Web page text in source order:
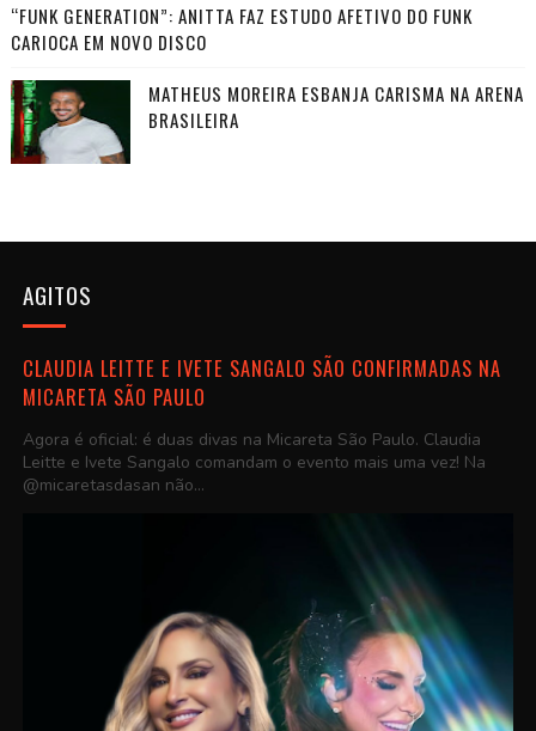
“FUNK GENERATION”: ANITTA FAZ ESTUDO AFETIVO DO FUNK
CARIOCA EM NOVO DISCO
MATHEUS MOREIRA ESBANJA CARISMA NA ARENA
BRASILEIRA
AGITOS
CLAUDIA LEITTE E IVETE SANGALO SÃO CONFIRMADAS NA
MICARETA SÃO PAULO
Agora é oficial: é duas divas na Micareta São Paulo. Claudia
Leitte e Ivete Sangalo comandam o evento mais uma vez! Na
@micaretasdasan não...